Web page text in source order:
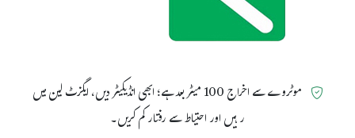
موٹروے سے اخراج 100 میٹر بعد ہے؛ ابھی انڈیکیٹر دیں، ایگزٹ لین میں
رہیں اور احتیاط سے رفتار کم کریں۔